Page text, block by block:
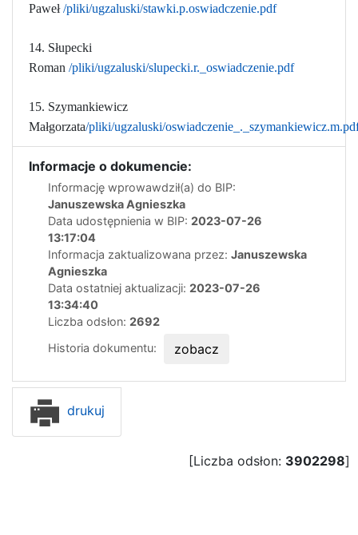
Paweł/pliki/ugzaluski/stawki.p.oswiadczenie.pdf
14. Słupecki
Roman /pliki/ugzaluski/slupecki.r._oswiadczenie.pdf
15. Szymankiewicz
Małgorzata/pliki/ugzaluski/
Informacje o dokumencie:
Informację wprowawdził(a) do BIP:
Januszewska Agnieszka
Data udostępnienia w BIP: 2023-07-26
13:17:04
Informacja zaktualizowana przez: Januszewska
Agnieszka
Data ostatniej aktualizacji: 2023-07-26
13:34:40
Liczba odsłon: 2692
Historia dokumentu:
zobacz
drukuj
[Liczba odsłon: 3902298]